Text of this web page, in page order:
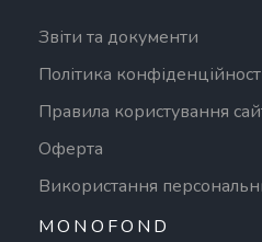
Звіти та документи
Політика
Правила користування
Оферта
Використання
MONOFOND